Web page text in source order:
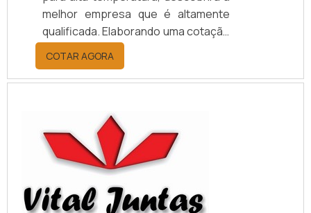
melhor empresa que é altamente
qualificada. Elaborando uma cotação
por meio da plataforma e
descobrindo a melhor referência do
mercado.MAIS INFORMAÇÕES
HIDRÁULICO PARA ALTA
TEMPERATURASe alguém pesquisar
papelão hidráulico para alta
temperatura encontra na internet a
kaelved. Uma empresa com alto
know-how em laudos ...
COTAR AGORA